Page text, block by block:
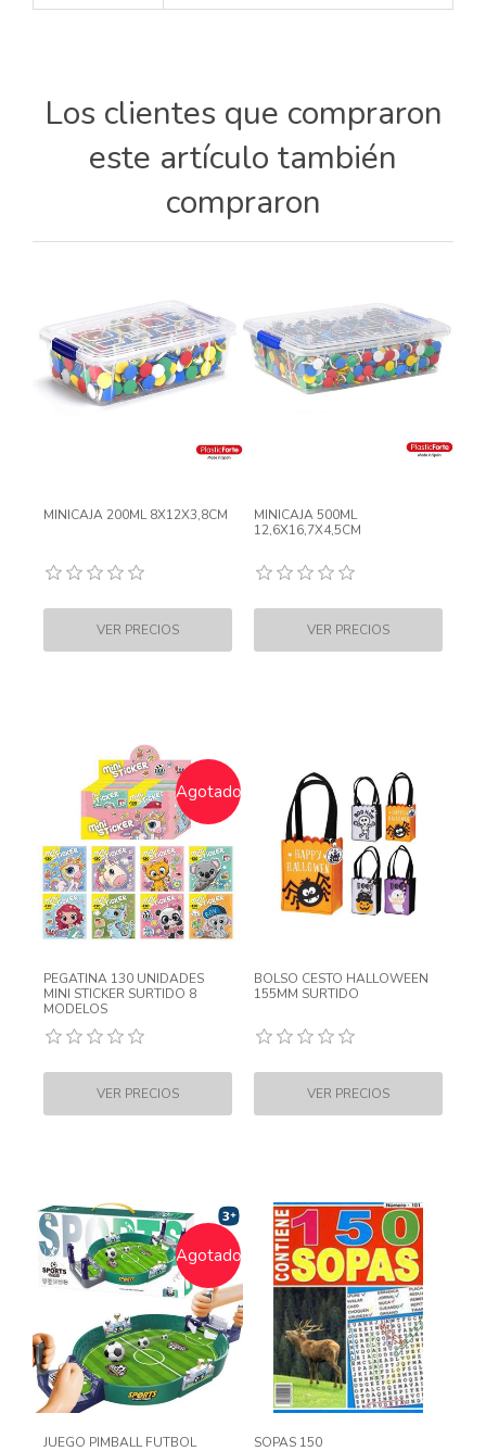
Los clientes que compraron
este artículo también
compraron
MINICAJA 200ML 8X12X3,8CM
MINICAJA 500ML
12,6X16,7X4,5CM
Agotado
PEGATINA 130 UNIDADES
MINI STICKER SURTIDO 8
MODELOS
BOLSO CESTO HALLOWEEN
155MM SURTIDO
Agotado
JUEGO PIMBALL FUTBOL
SOPAS 150